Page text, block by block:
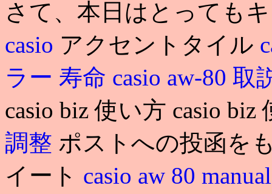
さて、本日はとっても
casio アクセントタイル
ラー 寿命 casio aw-80 取
casio biz 使い方 casio
調整 ポストへの投函を
イート casio aw 80